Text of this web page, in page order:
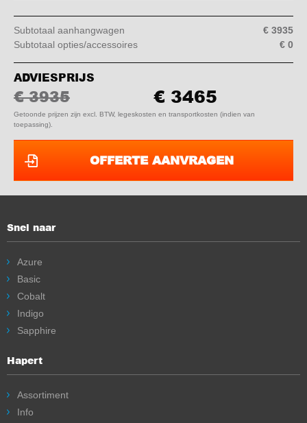
Subtotaal aanhangwagen
€ 3935
Subtotaal opties/accessoires
€ 0
ADVIESPRIJS
€ 3935 € 3465
Getoonde prijzen zijn excl. BTW, legeskosten en transportkosten (indien van
toepassing).
OFFERTE AANVRAGEN
Snel naar
Azure
Basic
Cobalt
Indigo
Sapphire
Hapert
Assortiment
Info